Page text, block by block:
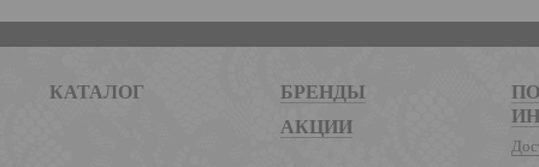
КАТАЛОГ
БРЕНДЫ
АКЦИИ